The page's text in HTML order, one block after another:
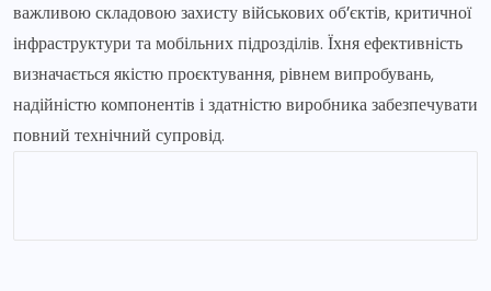
важливою складовою захисту військових об’єктів, критичної
інфраструктури та мобільних підрозділів. Їхня ефективність
визначається якістю проєктування, рівнем випробувань,
надійністю компонентів і здатністю виробника забезпечувати
повний технічний супровід.